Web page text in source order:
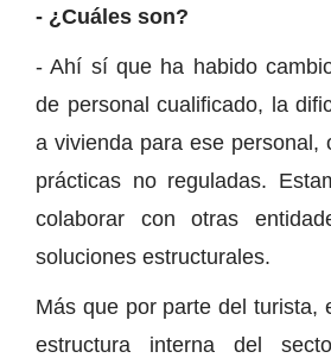
- ¿Cuáles son?
- Ahí sí que ha habido
de personal cualificado, la
a vivienda para ese personal,
prácticas no reguladas.
colaborar con otras
soluciones estructurales.
Más que por parte del turista,
estructura interna del